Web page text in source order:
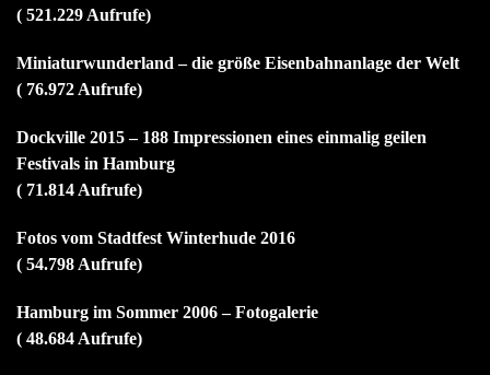
( 521.229 Aufrufe)
Miniaturwunderland – die größe Eisenbahnanlage der Welt
( 76.972 Aufrufe)
Dockville 2015 – 188 Impressionen eines einmalig geilen
Festivals in Hamburg
( 71.814 Aufrufe)
Fotos vom Stadtfest Winterhude 2016
( 54.798 Aufrufe)
Hamburg im Sommer 2006 – Fotogalerie
( 48.684 Aufrufe)